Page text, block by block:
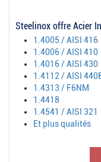
Steelinox offre Acier
1.4005 / AISI 416
1.4006 / AISI 410
1.4016 / AISI 430
1.4112 / AISI
1.4313 / F6NM
1.4418
1.4541 / AISI 321
Et plus qualités